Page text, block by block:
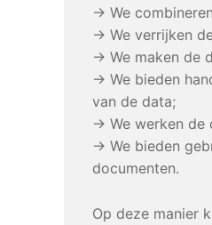
→ We
→ We verrijken
→ We maken de
→ We bieden
van de data;
→ We werken de
→ We bieden
documenten.
Op deze manier